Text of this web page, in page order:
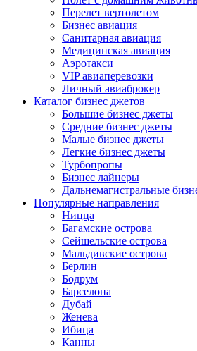
Перелет вертолетом
Бизнес авиация
Санитарная авиация
Медицинская авиация
Аэротакси
VIP авиаперевозки
Личный авиаброкер
Каталог бизнес джетов
Большие бизнес джеты
Средние бизнес джеты
Малые бизнес джеты
Легкие бизнес джеты
Турбопропы
Бизнес лайнеры
Дальнемагистральные
Популярные направления
Ницца
Багамские острова
Сейшельские острова
Мальдивские острова
Берлин
Бодрум
Барселона
Дубай
Женева
Ибица
Канны